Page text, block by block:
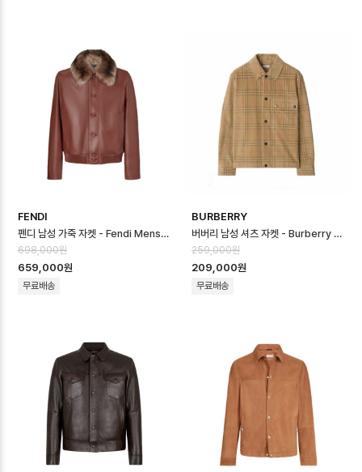
FENDI
펜디 남성 가죽 자켓 - Fendi Mens Leather Jacket - fec16741…
698,000원
659,000원
무료배송
BURBERRY
버버리 남성 셔츠 자켓 - Burberry Mens Shirt Jacket - buc167…
259,000원
209,000원
무료배송